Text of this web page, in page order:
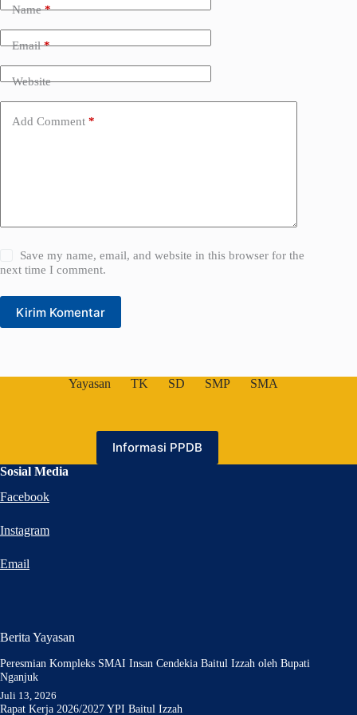
Name*
Email*
Website
Add Comment *
Save my name, email, and website in this browser for the
next time I comment.
Kirim Komentar
r
n
v
e
Yayasan TK SD SMP SMA
Informasi PPDB
Sosial Media
Facebook
Instagram
Email
Berita Yayasan
Peresmian Kompleks SMAI Insan Cendekia Baitul Izzah oleh Bupati
Nganjuk
Juli 13, 2026
Rapat Kerja 2026/2027 YPI Baitul Izzah